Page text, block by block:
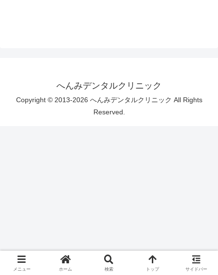
へんみデンタルクリニック
Copyright © 2013-2026 へんみデンタルクリニック All Rights
Reserved.
メニュー ホーム 検索 トップ サイドバー